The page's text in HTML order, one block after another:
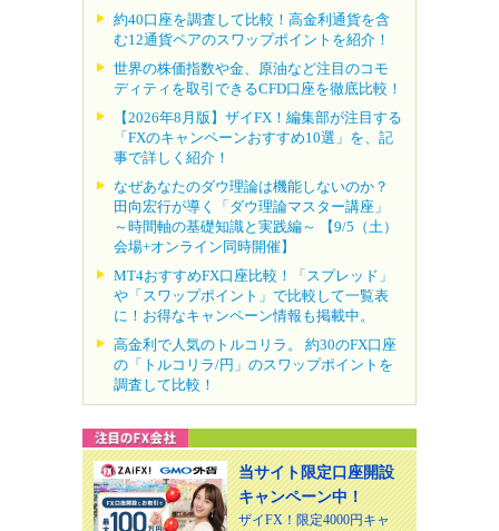
約40口座を調査して比較！高金利通貨を含
む12通貨ペアのスワップポイントを紹介！
世界の株価指数や金、原油など注目のコモ
ディティを取引できるCFD口座を徹底比較！
【2026年8月版】ザイFX！編集部が注目する
「FXのキャンペーンおすすめ10選」を、記
事で詳しく紹介！
なぜあなたのダウ理論は機能しないのか？
田向宏行が導く「ダウ理論マスター講座」
～時間軸の基礎知識と実践編～ 【9/5（土）
会場+オンライン同時開催】
MT4おすすめFX口座比較！「スプレッド」
や「スワップポイント」で比較して一覧表
に！お得なキャンペーン情報も掲載中。
高金利で人気のトルコリラ。 約30のFX口座
の「トルコリラ/円」のスワップポイントを
調査して比較！
当サイト限定口座開設
キャンペーン中！
ザイFX！限定4000円キャ